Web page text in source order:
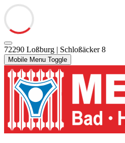
72290 Loßburg | Schloßäcker 8
Mobile Menu Toggle